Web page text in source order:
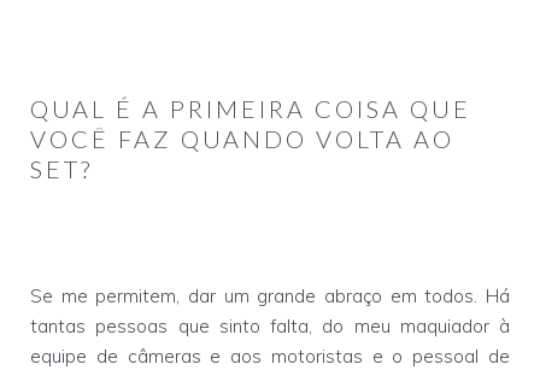
QUAL É A PRIMEIRA COISA QUE
VOCÊ FAZ QUANDO VOLTA AO
SET?
Se me permitem, dar um grande abraço em todos. Há
tantas pessoas que sinto falta, do meu maquiador à
equipe de câmeras e aos motoristas e o pessoal de